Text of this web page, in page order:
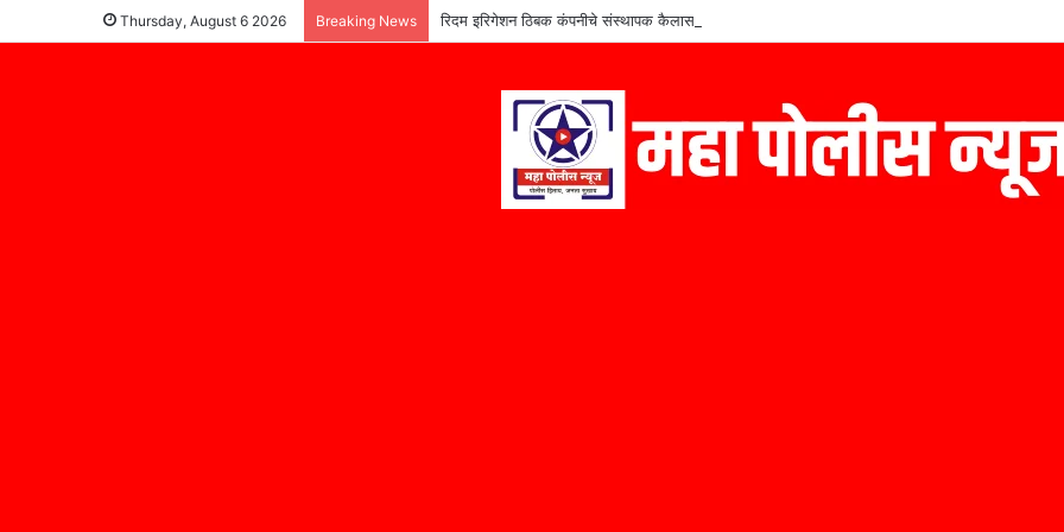
Thursday, August 6 2026 Breaking News रिदम इरिगेशन ठिबक कंपनीचे संस्थापक कैलास निळे यांचा ‘मराठी उद्योजक पुरस्कार